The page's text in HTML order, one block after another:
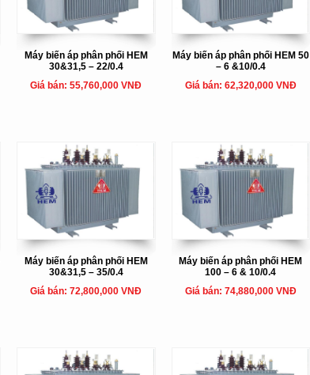
Máy biến áp phân phối HEM
30&31,5 – 22/0.4
Giá bán: 55,760,000 VNĐ
Máy biến áp phân phối HEM 50
– 6 &10/0.4
Giá bán: 62,320,000 VNĐ
Máy biến áp phân phối HEM
30&31,5 – 35/0.4
Giá bán: 72,800,000 VNĐ
Máy biến áp phân phối HEM
100 – 6 & 10/0.4
Giá bán: 74,880,000 VNĐ